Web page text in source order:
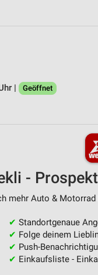
|
Geöffnet
-
mehr Auto &
✔ Standortgenaue
✔ Folge deinem
✔ Push-
✔ Einkaufsliste -